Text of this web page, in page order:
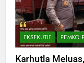
EKSEKUTIF PEMKO
Karhutla